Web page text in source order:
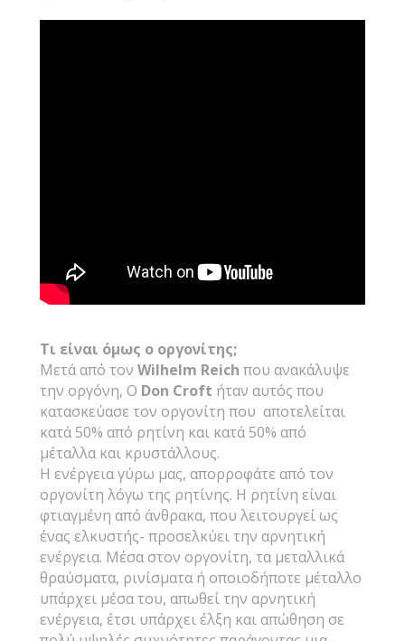
Τι είναι όμως ο οργονίτης;
Μετά από τον Wilhelm Reich που ανακάλυψε
την οργόνη, Ο Don Croft ήταν αυτός που
κατασκεύασε τον οργονίτη που αποτελείται
κατά 50% από ρητίνη και κατά 50% από
μέταλλα και κρυστάλλους.
Η ενέργεια γύρω μας, απορροφάτε από τον
οργονίτη λόγω της ρητίνης. Η ρητίνη είναι
φτιαγμένη από άνθρακα, που λειτουργεί ως
ένας ελκυστής- προσελκύει την αρνητική
ενέργεια. Μέσα στον οργονίτη, τα μεταλλικά
θραύσματα, ρινίσματα ή οποιοδήποτε μέταλλο
υπάρχει μέσα του, απωθεί την αρνητική
ενέργεια, έτσι υπάρχει έλξη και απώθηση σε